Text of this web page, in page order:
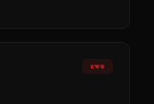
রক্ষক